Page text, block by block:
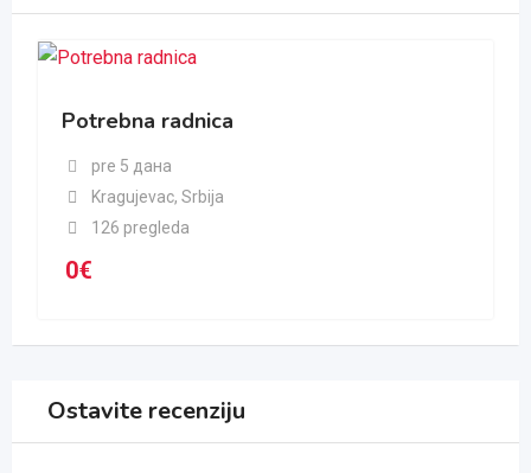
Potrebna radnica
pre 5 дана
Kragujevac, Srbija
126 pregleda
0€
Ostavite recenziju